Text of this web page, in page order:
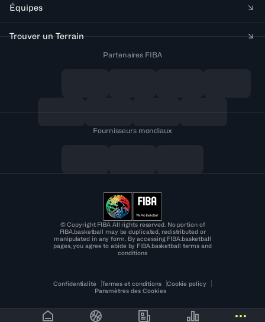
Équipes
Trouver un Terrain
Partenaires FIBA
Fournisseurs mondiaux
© Copyright FIBA All rights reserved. No portion of
FIBA.basketball may be duplicated, redistributed or
manipulated in any form. By accessing FIBA.basketball
pages, you agree to abide by FIBA.basketball terms and
conditions
Confidentialité Termes et conditions
Cookie policy
Paramètres des Cookies